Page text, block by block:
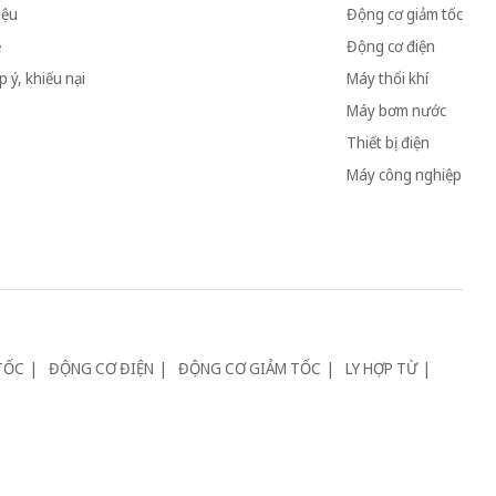
ý, khiếu nại
Động cơ giảm tốc
Động cơ điện
Máy thổi khí
Máy bơm nước
Thiết bị điện
Máy công nghiệp
ĐỘNG CƠ ĐIỆN ĐỘNG CƠ GIẢM TỐC
LY HỢP TỪ